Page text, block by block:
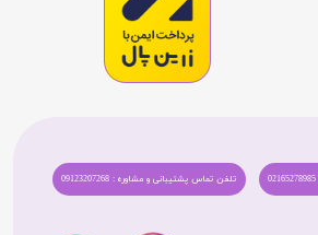
تلفن تماس پشتیبانی و مشاوره : 09123207268